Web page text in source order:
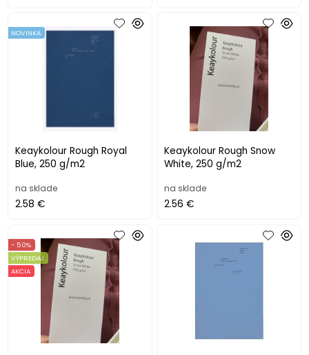
Keaykolour Rough Royal
Blue, 250 g/m2
NOVINKA
na sklade
2.58 €
Keaykolour Rough Snow
White, 250 g/m2
na sklade
2.56 €
- 50%
VÝPREDAJ
AKCIA